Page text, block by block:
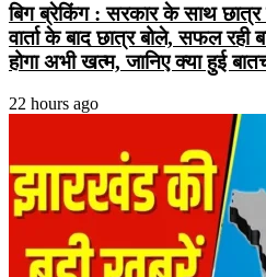
बिग ब्रेकिंग : सरकार के साथ छात्र
वार्ता के बाद छात्र बोले, सफल
होगा अभी खत्म, जानिए क्या हुई
22 hours ago